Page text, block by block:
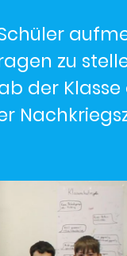
zu
der Klasse